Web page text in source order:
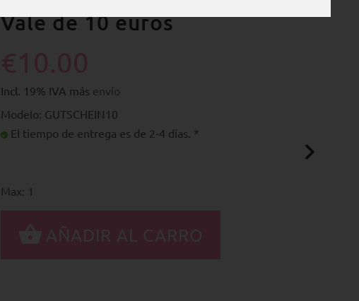
Vale de 10 euros
Incl. 19% IVA más envío
Modelo: GUTSCHEIN10
El tiempo de entrega es de 2-4 días. *
Max: 1